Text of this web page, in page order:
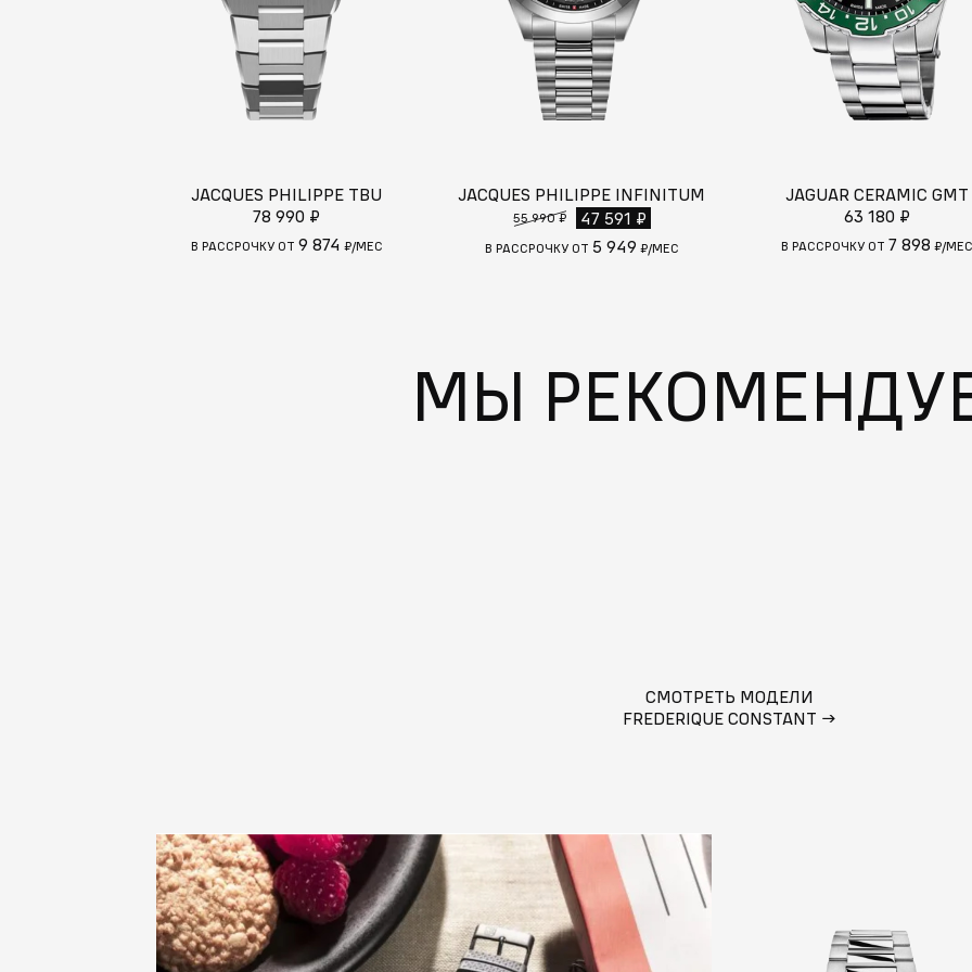
JACQUES PHILIPPE TBU
78 990 ₽
В РАССРОЧКУ ОТ 9 874 ₽/МЕС
JACQUES PHILIPPE INFINITUM
55 990 ₽ 47 591 ₽
В РАССРОЧКУ ОТ 5 949 ₽/МЕС
JAGUAR CERAMIC GMT
63 180 ₽
В РАССРОЧКУ ОТ 7 898 ₽/МЕС
МЫ
СМОТРЕТЬ МОДЕЛИ
FREDERIQUE CONSTANT →